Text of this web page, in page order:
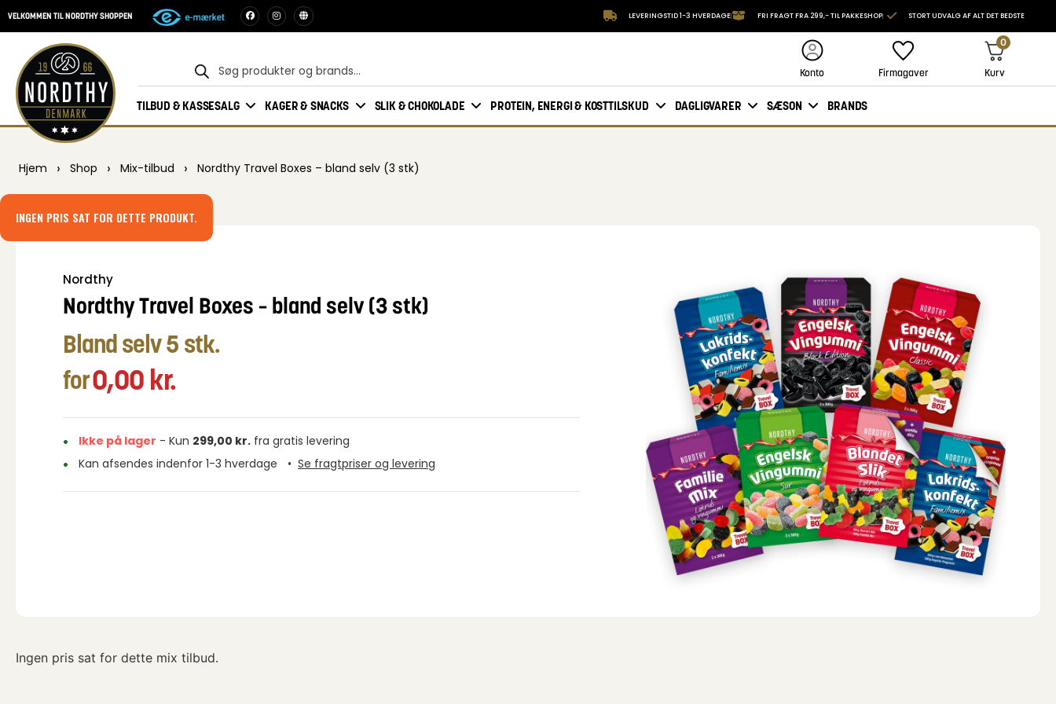
VELKOMMEN TIL NORDTHY SHOPPEN LEVERINGSTID 1-3 HVERDAGE FRI FRAGT FRA 299,- TIL PAKKESHOP STORT UDVALG AF ALT DET BEDSTE
Konto Firmagaver
0
Kurv
TILBUD & KASSESALG KAGER & SNACKS SLIK & CHOKOLADE PROTEIN, ENERGI & KOSTTILSKUD DAGLIGVARER SÆSON BRANDS
Hjem › Shop › Mix-tilbud › Nordthy Travel Boxes – bland selv (3 stk)
INGEN PRIS SAT FOR DETTE PRODUKT.
Nordthy
Nordthy Travel Boxes – bland selv (3 stk)
Bland selv 5 stk.
for0,00 kr.
Ikke på lager - Kun 299,00 kr. fra gratis levering
Kan afsendes indenfor 1-3 hverdage
• Se fragtpriser og levering
Ingen pris sat for dette mix tilbud.